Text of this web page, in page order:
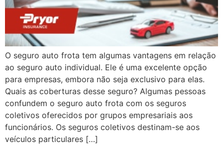
O seguro auto frota tem algumas vantagens em relação
ao seguro auto individual. Ele é uma excelente opção
para empresas, embora não seja exclusivo para elas.
Quais as coberturas desse seguro? Algumas pessoas
confundem o seguro auto frota com os seguros
coletivos oferecidos por grupos empresariais aos
funcionários. Os seguros coletivos destinam-se aos
veículos particulares […]